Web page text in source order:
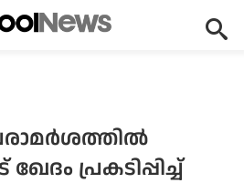
പ്രകടിപ്പിച്ച്